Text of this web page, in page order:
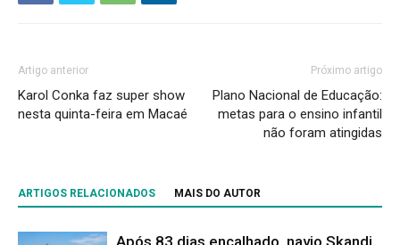
Artigo anterior
Karol Conka faz super show
nesta quinta-feira em Macaé
Próximo artigo
Plano Nacional de Educação:
metas para o ensino infantil
não foram atingidas
ARTIGOS RELACIONADOS MAIS DO AUTOR
Após 83 dias encalhado, navio Skandi